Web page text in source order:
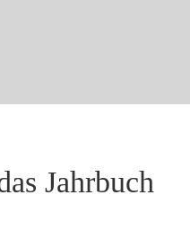
Jahrbuch